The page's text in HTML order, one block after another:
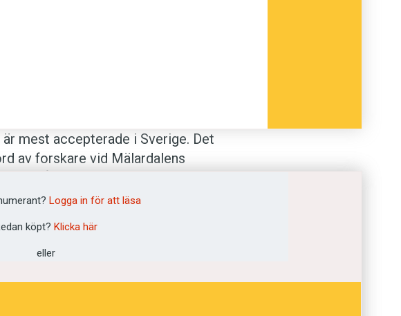
är mest accep­terade i Sverige. Det
av forskare vid Mälardalens
så tillåtande. Dessutom blir
­synen på bland annat svordomar i
Logga in för att läsa
köpt? Klicka här
eller